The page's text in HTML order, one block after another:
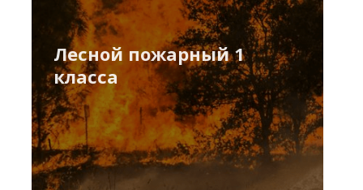
Лесной пожарный 1
класса